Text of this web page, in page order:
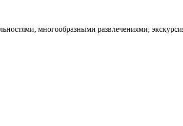
многообразными развлечениями,